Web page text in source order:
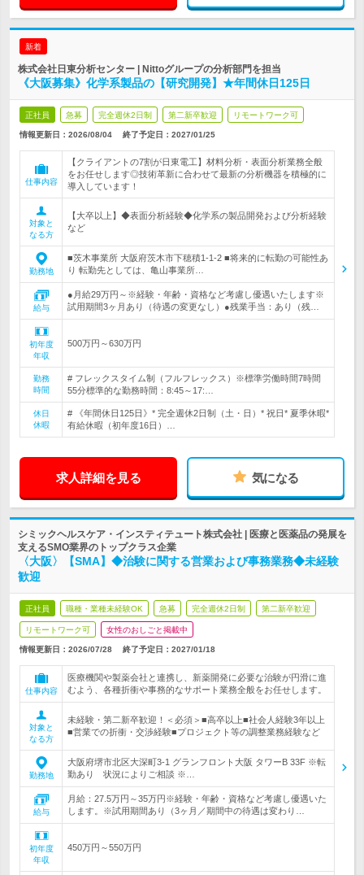
新着
株式会社日東分析センター | Nittoグループの分析部門を担当
《大阪募集》化学系製品の【研究開発】★年間休日125日
正社員 急募 完全週休2日制 第二新卒歓迎 リモートワーク可
情報更新日：2026/08/04 終了予定日： 2027/01/25
仕事内容
【クライアントの7割が日東電工】材料分析・表面分析業務全般
をお任せします◎技術革新に合わせて最新の分析機器を積極的に
導入しています！
対象と
なる方
【大卒以上】◆表面分析経験◆化学系の製品開発および分析経験
など
勤務地
■茨木事業所 大阪府茨木市下穂積1-1-2 ■将来的に転勤の可能性あ
り 転勤先としては、亀山事業所…
給与
●月給29万円～※経験・年齢・資格など考慮し優遇いたします※
試用期間3ヶ月あり（待遇の変更なし）●残業手当：あり（残…
初年度
年収
500万円～630万円
勤務
時間
# フレックスタイム制（フルフレックス）※標準労働時間7時間
55分標準的な勤務時間：8:45～17:…
休日
休暇
# 《年間休日125日》* 完全週休2日制（土・日）* 祝日* 夏季休暇*
有給休暇（初年度16日）…
求人詳細を見る 気になる
シミックヘルスケア・インスティテュート株式会社 | 医療と医薬品の発展を
支えるSMO業界のトップクラス企業
〈大阪〉【SMA】◆治験に関する営業および事務業務◆未経験
歓迎
正社員 職種・業種未経験OK 急募 完全週休2日制 第二新卒歓迎
リモートワーク可 女性のおしごと掲載中
情報更新日：2026/07/28 終了予定日： 2027/01/18
仕事内容
医療機関や製薬会社と連携し、新薬開発に必要な治験が円滑に進
むよう、各種折衝や事務的なサポート業務全般をお任せします。
対象と
なる方
未経験・第二新卒歓迎！＜必須＞■高卒以上■社会人経験3年以上
■営業での折衝・交渉経験■プロジェクト等の調整業務経験など
勤務地
大阪府堺市北区大深町3-1 グランフロント大阪 タワーB 33F ※転
勤あり 状況によりご相談 ※…
給与
月給：27.5万円～35万円※経験・年齢・資格など考慮し優遇いた
します。※試用期間あり（3ヶ月／期間中の待遇は変わり…
初年度
年収
450万円～550万円